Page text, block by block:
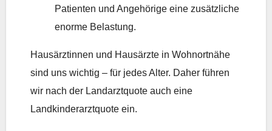
Patienten und Angehörige eine zusätzliche
enorme Belastung.
Hausärztinnen und Hausärzte in Wohnortnähe
sind uns wichtig – für jedes Alter. Daher führen
wir nach der Landarztquote auch eine
Landkinderarztquote ein.